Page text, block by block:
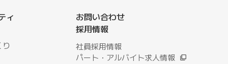
ィ
お問い合わせ
採用情報
社員採用情報
パート・アルバイト求人情報